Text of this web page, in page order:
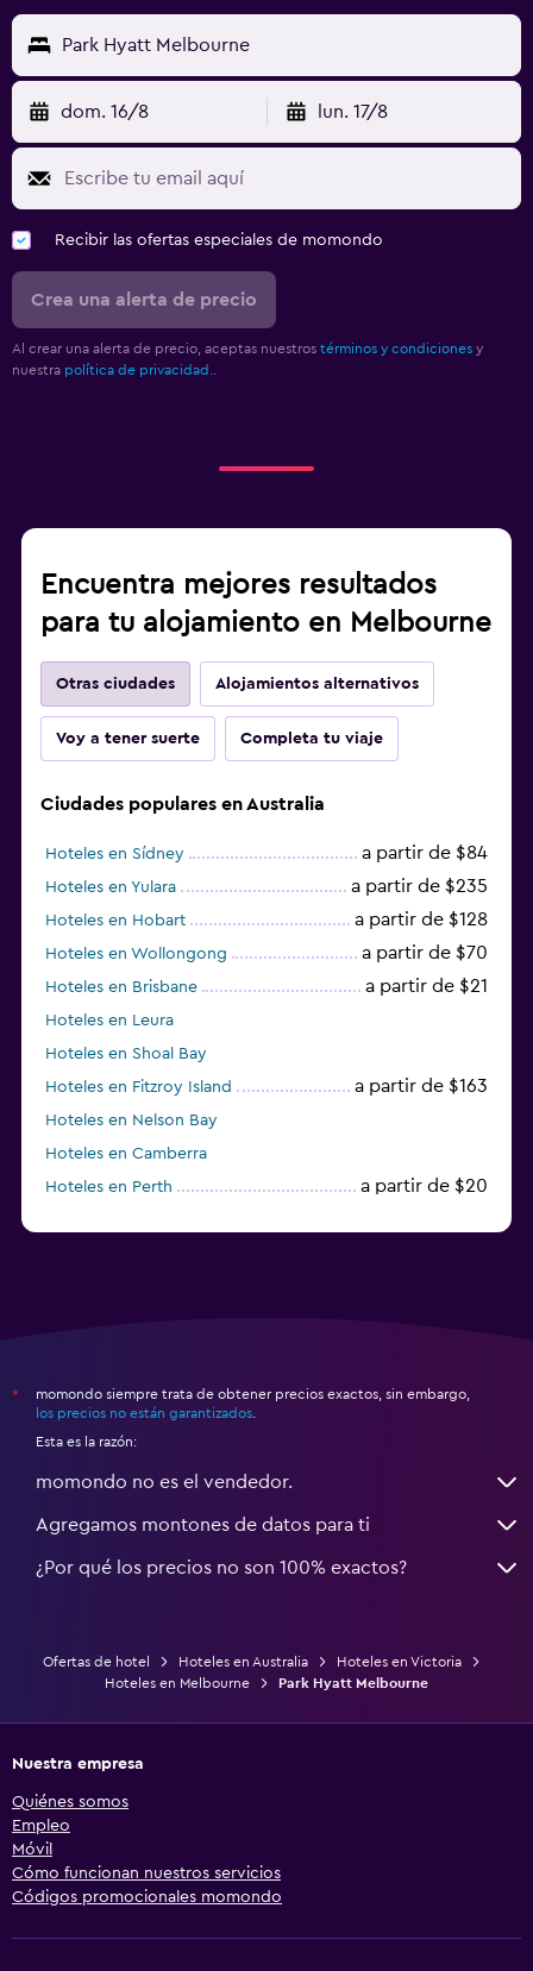
Park Hyatt Melbourne
dom. 16/8 lun. 17/8
Recibir las ofertas especiales de momondo
Crea una alerta de precio
Al crear una alerta de precio, aceptas nuestros términos y condiciones y
nuestra política de privacidad.
Encuentra mejores resultados
para tu alojamiento en Melbourne
Otras ciudades Alojamientos alternativos
Voy a tener suerte Completa tu viaje
Ciudades populares en Australia
Hoteles en Sídney a partir de $84
Hoteles en Yulara a partir de $235
Hoteles en Hobart a partir de $128
Hoteles en Wollongong a partir de $70
Hoteles en Brisbane a partir de $21
Hoteles en Leura
Hoteles en Shoal Bay
Hoteles en Fitzroy Island
a partir de $163
Hoteles en Nelson Bay
Hoteles en Camberra
Hoteles en Perth
a partir de $20
*
momondo siempre trata de obtener precios exactos, sin embargo,
los precios no están garantizados
Esta es la razón:
momondo no es el vendedor.
Agregamos montones de datos para ti
¿Por qué los precios no son 100% exactos?
Ofertas de hotel Hoteles en Australia
Hoteles en Victoria
Hoteles en Melbourne
Park Hyatt Melbourne
Nuestra empresa
Quiénes somos
Empleo
Móvil
Cómo funcionan nuestros servicios
Códigos promocionales momondo